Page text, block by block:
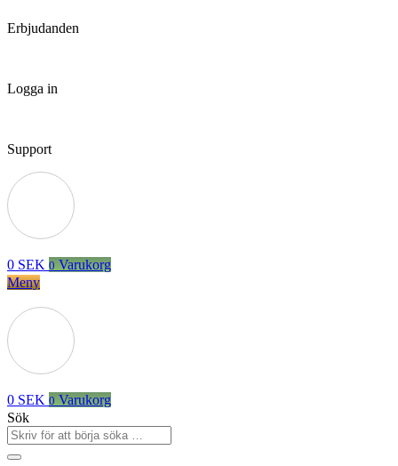
Erbjudanden
Logga in
Support
0 SEK 0 Varukorg
Meny
0 SEK 0 Varukorg
Sök